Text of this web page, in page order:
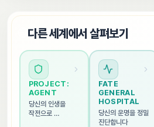
다른 세계에서 살펴보기
PROJECT:
AGENT
당신의 인생을
작전으로
FATE
GENERAL
HOSPITAL
당신의 운명을 정밀
진단합니다